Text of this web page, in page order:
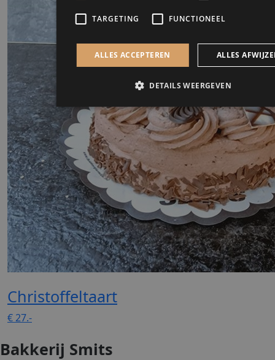
Christoffeltaart
€27.-
Bakkerij Smits